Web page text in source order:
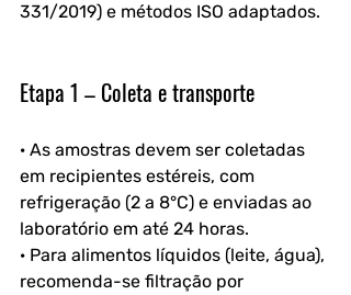
331/2019) e métodos ISO adaptados.
Etapa 1 – Coleta e transporte
· As amostras devem ser coletadas
em recipientes estéreis, com
refrigeração (2 a 8°C) e enviadas ao
laboratório em até 24 horas.
· Para alimentos líquidos (leite, água),
recomenda-se filtração por